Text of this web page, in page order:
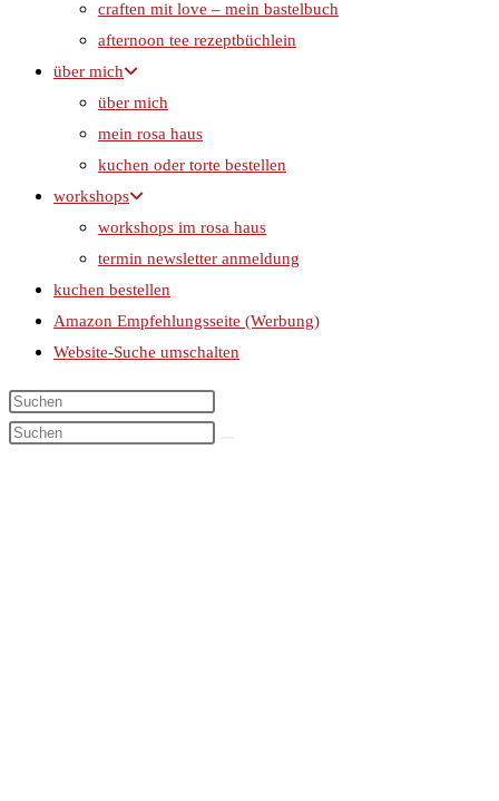
craften mit love – mein bastelbuch
afternoon tee rezeptbüchlein
über mich
über mich
mein rosa haus
kuchen oder torte bestellen
workshops
workshops im rosa haus
termin newsletter anmeldung
kuchen bestellen
Amazon Empfehlungsseite (Werbung)
Website-Suche umschalten